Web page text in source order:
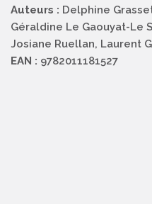
Auteurs : Delphine
Géraldine Le Gaouyat-Le
Josiane Ruellan, Laurent
EAN : 9782011181527